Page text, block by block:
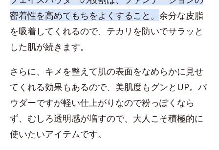
密着性を高めてもちをよくすること。 余分な皮脂
を吸着してくれるので、テカリを防いでサラッと
した肌が続きます。
さらに、キメを整えて肌の表面をなめらかに見せ
てくれる効果もあるので、美肌度もグンとUP。パ
ウダーですが軽い仕上がりなので粉っぽくなら
ず、むしろ透明感が増すので、大人こそ積極的に
使いたいアイテムです。